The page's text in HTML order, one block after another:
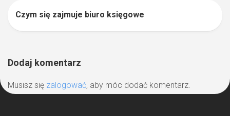
Czym się zajmuje biuro księgowe
Dodaj komentarz
Musisz się zalogować, aby móc dodać komentarz.